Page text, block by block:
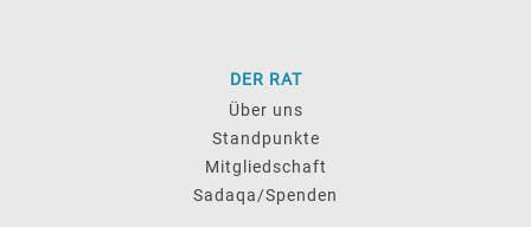
DER RAT
Über uns
Standpunkte
Mitgliedschaft
Sadaqa/Spenden